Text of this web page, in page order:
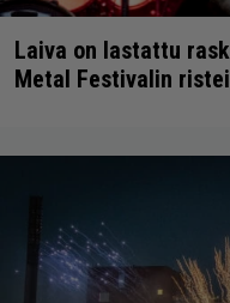
Laiva on lastattu
Metal Festivalin